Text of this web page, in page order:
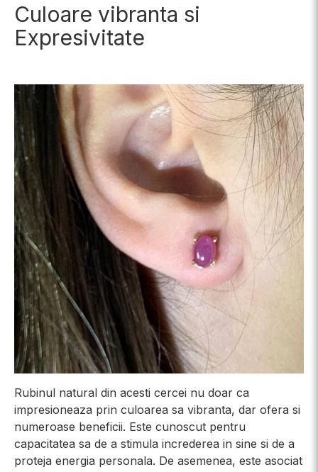
Culoare vibranta si
Expresivitate
Rubinul natural din acesti cercei nu doar ca
impresioneaza prin culoarea sa vibranta, dar ofera si
numeroase beneficii. Este cunoscut pentru
capacitatea sa de a stimula increderea in sine si de a
proteja energia personala. De asemenea, este asociat